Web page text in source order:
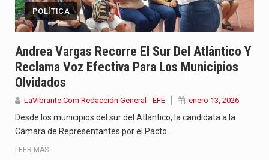
POLÍTICA
Andrea Vargas Recorre El Sur Del Atlántico Y
Reclama Voz Efectiva Para Los Municipios
Olvidados
LaVibrante.Com Redacción General - EFE enero 13, 2026
Desde los municipios del sur del Atlántico, la candidata a la
Cámara de Representantes por el Pacto…
LEER MÁS